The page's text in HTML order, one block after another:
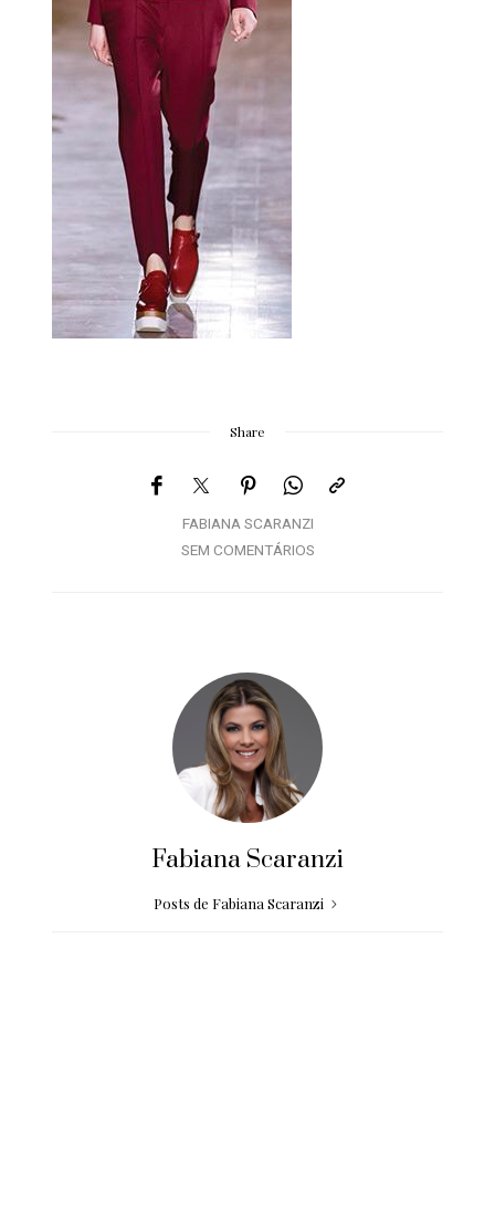
Share
FABIANA SCARANZI
SEM COMENTÁRIOS
Fabiana Scaranzi
Posts de Fabiana Scaranzi